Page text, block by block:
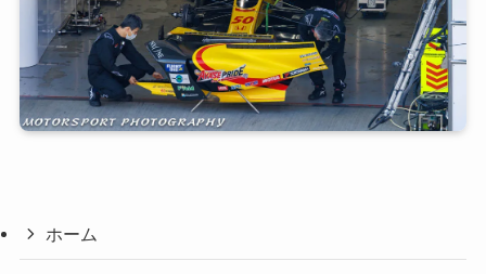
ホーム